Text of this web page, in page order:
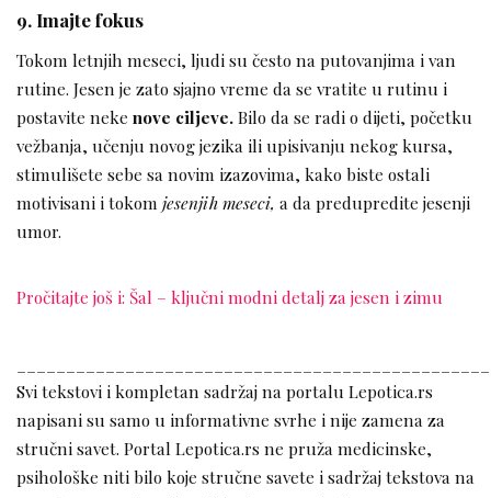
9. Imajte fokus
Tokom letnjih meseci, ljudi su često na putovanjima i van
rutine. Jesen je zato sjajno vreme da se vratite u rutinu i
postavite neke nove ciljeve.Bilo da se radi o dijeti, početku
vežbanja, učenju novog jezika ili upisivanju nekog kursa,
stimulišete sebe sa novim izazovima, kako biste ostali
motivisani i tokom jesenjih meseci, a da predupredite jesenji
umor.
Pročitajte još i: Šal – ključni modni detalj za jesen i zimu
Svi tekstovi i kompletan sadržaj na portalu Lepotica.rs
napisani su samo u informativne svrhe i nije zamena za
stručni savet. Portal Lepotica.rs ne pruža medicinske,
psihološke niti bilo koje stručne savete i sadržaj tekstova na